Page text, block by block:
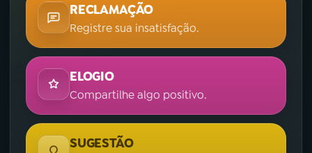
RECLAMAÇÃO
Registre sua insatisfação.
ELOGIO
Compartilhe algo positivo.
SUGESTÃO